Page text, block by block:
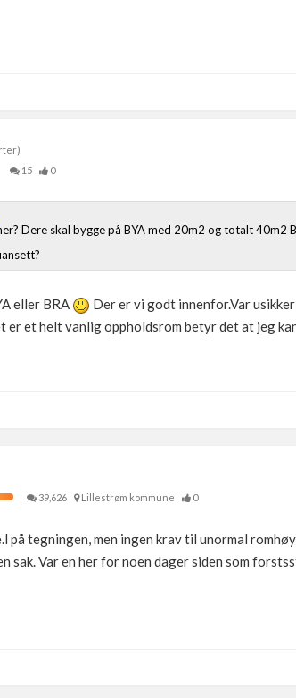
15 0
Dere skal bygge på BYA med 20m2 og totalt 40m2
eller BRA
Der er vi godt innenfor.Var
er et helt vanlig oppholdsrom betyr det at jeg
39,626 Lillestrøm kommune 0
på tegningen, men ingen krav til unormal
sak. Var en her for noen dager siden som